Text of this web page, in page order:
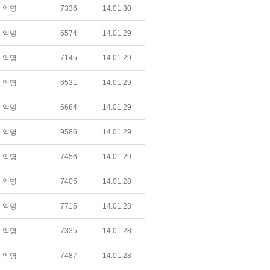
익명 7336 14.01.30
익명 6574 14.01.29
익명 7145 14.01.29
익명 6531 14.01.29
익명 6684 14.01.29
익명 9586 14.01.29
익명 7456 14.01.29
익명 7405 14.01.28
익명 7715 14.01.28
익명 7335 14.01.28
익명 7487 14.01.28